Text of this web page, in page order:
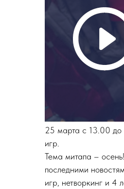
25 марта с 13.00 до
игр.
Тема митапа –
последними
игр, нетворкинг и 4